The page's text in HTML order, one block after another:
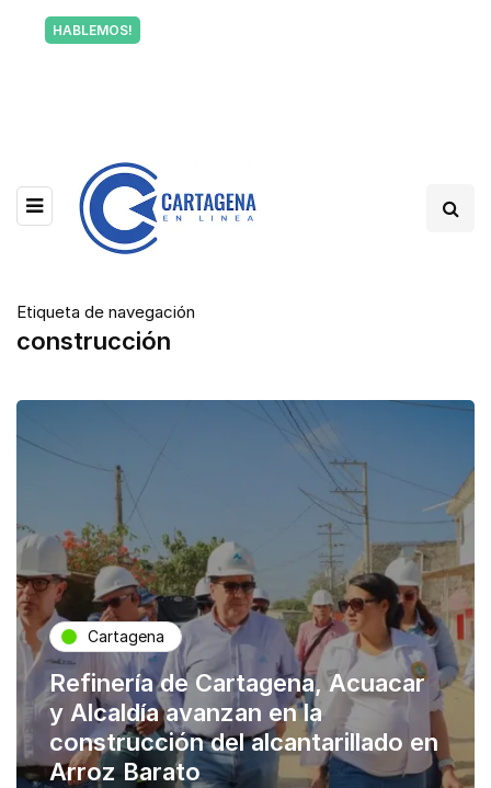
HABLEMOS!
Etiqueta de navegación
construcción
Cartagena
Refinería de Cartagena, Acuacar
y Alcaldía avanzan en la
construcción del alcantarillado en
Arroz Barato